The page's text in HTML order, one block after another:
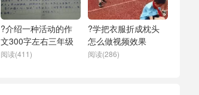
?介绍一种活动的作
文300字左右三年级
阅读(411)
?学把衣服折成枕头
怎么做视频效果
阅读(286)